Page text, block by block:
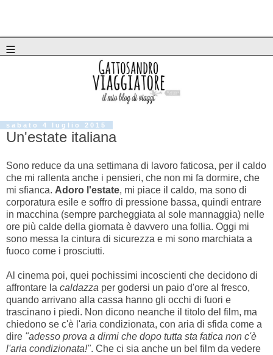
≡
sabato 4 luglio 2015
Un'estate italiana
Sono reduce da una settimana di lavoro faticosa, per il caldo
che mi rallenta anche i pensieri, che non mi fa dormire, che
mi sfianca. Adoro l'estate, mi piace il caldo, ma sono di
corporatura esile e soffro di pressione bassa, quindi entrare
in macchina (sempre parcheggiata al sole mannaggia) nelle
ore più calde della giornata è davvero una follia. Oggi mi
sono messa la cintura di sicurezza e mi sono marchiata a
fuoco come i prosciutti.
Al cinema poi, quei pochissimi incoscienti che decidono di
affrontare la caldazza per godersi un paio d'ore al fresco,
quando arrivano alla cassa hanno gli occhi di fuori e
trascinano i piedi. Non dicono neanche il titolo del film, ma
chiedono se c'è l'aria condizionata, con aria di sfida come a
dire "adesso prova a dirmi che dopo tutta sta fatica non c'è
l'aria condizionata!". Che ci sia anche un bel film da vedere